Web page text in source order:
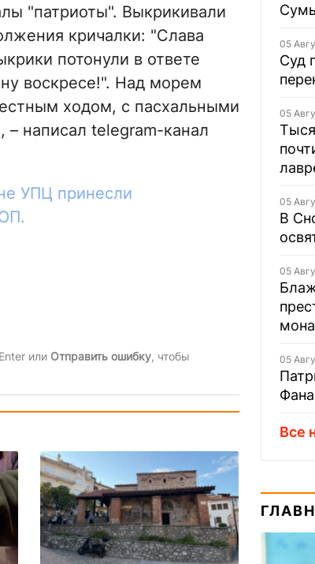
"патриоты". Выкрикивали
кричалки: "Слава
потонули в ответе
воскресе!". Над морем
ходом, с пасхальными
написал telegram-канал
УПЦ принесли
или Отправить ошибку, чтобы
05
Суд
05
05
В
05
05
Все